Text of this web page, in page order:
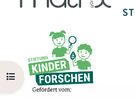
Kursindex öffnen